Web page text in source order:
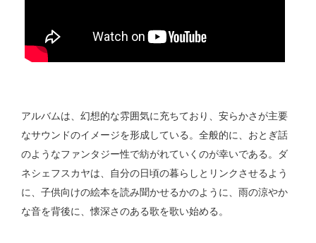
アルバムは、幻想的な雰囲気に充ちており、安らかさが主要
なサウンドのイメージを形成している。全般的に、おとぎ話
のようなファンタジー性で紡がれていくのが幸いである。ダ
ネシェフスカヤは、自分の日頃の暮らしとリンクさせるよう
に、子供向けの絵本を読み聞かせるかのように、雨の涼やか
な音を背後に、懐深さのある歌を歌い始める。